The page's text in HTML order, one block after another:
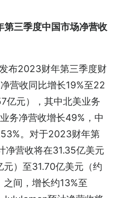
三季度中国市场净营收
布2023财年第三季度财
营收同比增长19%至22
亿元），其中北美业务
务净营收增长49%，中
。对于2023财年第
净营收将在31.35亿美元
元）至31.70亿美元（约
间，增长约13%至